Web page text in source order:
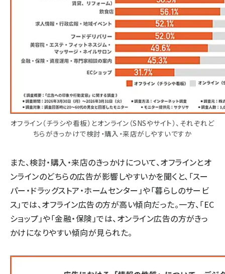
オフライン（チラシや看板）とオンライン（SNSやサイト）、それぞれど
ちらがきっかけで検討・購入・来店がしやすいですか
また、検討・購入・来店のきっかけについて、オフラインとオ
ンラインのどちらの広告が影響しやすいかを聞くと、「スー
パー・ドラッグストア・ホームセンター」や「暮らしのサービ
ス」では、オフライン広告の方が高い傾向だった。一方、「EC
ショップ」や「金融・保険」では、オンライン広告の方がきっ
かけになりやすい傾向が見られた。